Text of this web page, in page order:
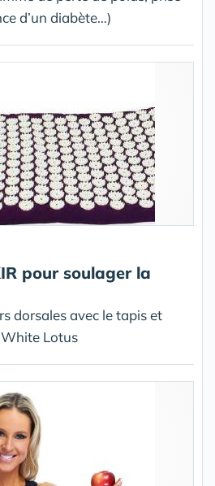
d’un diabète…)
pour soulager la
dorsales avec le tapis et
Lotus